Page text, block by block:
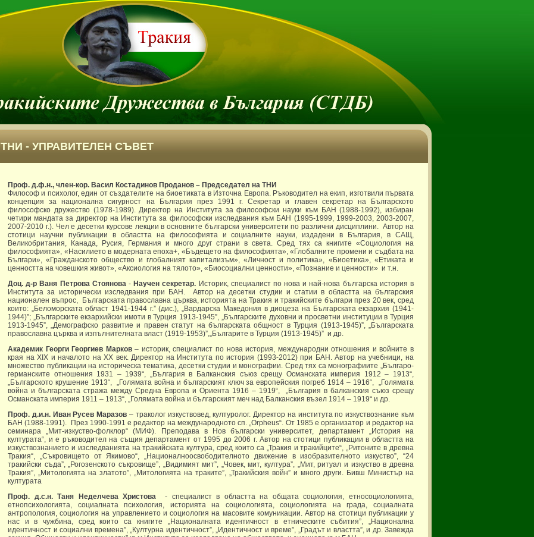
ТНИ - УПРАВИТЕЛЕН СЪВЕТ
Проф. д.ф.н., член-кор. Васил Костадинов Проданов – Председател на ТНИ
Философ и психолог, един от създателите на биоетиката в Източна Европа. Ръководител на екип, изготвили първата
концепция за национална сигурност на България през 1991 г. Секретар и главен секретар на Българското
философско дружество (1978-1989). Директор на Института за философски науки към БАН (1988-1992), избиран
четири мандата за директор на Института за философски изследвания към БАН (1995-1999, 1999-2003, 2003-2007,
2007-2010 г.). Чел е десетки курсове лекции в основните български университети по различни дисциплини. Автор на
стотици научни публикации в областта на философията и социалните науки, издадени в България, в САЩ,
Великобритания, Канада, Русия, Германия и много друг страни в света. Сред тях са книгите «Социология на
философията», «Насилието в модерната епоха+, «Бъдещето на философията», «Глобалните промени и съдбата на
Българи», «Гражданското общество и глобалният капитализъм», «Личност и политика», «Биоетика», «Етиката и
ценността на човешкия живот», «Аксиология на тялото», «Биосоциални ценности», «Познание и ценности» и т.н.
Доц. д-р Ваня Петрова Стоянова -Научен секретар. Историк, специалист по нова и най-нова българска история в
Института за исторически изследвания при БАН. Автор на десетки студии и статии в областта на българския
национален въпрос, Българската православна църква, историята на Тракия и тракийските българи през 20 век, сред
които: „Беломорската област 1941-1944 г.” (дис.), „Вардарска Македония в диоцеза на Българската екзархия (1941-
1944)”; „Българските екзархийски имоти в Турция 1913-1945”, „Българските духовни и просветни институции в Турция
1913-1945”, „Демографско развитие и правен статут на българската общност в Турция (1913-1945)”, „Българската
православна църква и изпълнителната власт (1919-1953)”,„Българите в Турция (1913-1945)” и др.
Академик Георги Георгиев Марков– историк, специалист по нова история, международни отношения и войните в
края на ХІХ и началото на ХХ век. Директор на Института по история (1993-2012) при БАН. Автор на учебници, на
множество публикации на историческа тематика, десетки студии и монографии. Сред тях са монографиите „Българо-
германските отношения 1931 – 1939“, „България в Балканския съюз срещу Османската империя 1912 – 1913“,
„Българското крушение 1913“, „Голямата война и българският ключ за европейския погреб 1914 – 1916“, „Голямата
война и българската стража между Средна Европа и Ориента 1916 – 1919“, „България в балканския съюз срещу
Османската империя 1911 – 1913“, „Голямата война и българският меч над Балканския възел 1914 – 1919“ и др.
Проф. д.и.н. Иван Русев Маразов – траколог изкуствовед, културолог. Директор на института по изкуствознание към
БАН (1988-1991). През 1990-1991 е редактор на международното сп. „Orpheus“. От 1985 е организатор и редактор на
семинара „Мит-изкуство-фолклор“ (МИФ). Преподава в Нов български университет, департамент „История на
културата“, и е ръководител на същия департамент от 1995 до 2006 г. Автор на стотици публикации в областта на
изкуствознанието и изследванията на тракийската култура, сред които са „Тракия и тракийците“, „Ритоните в древна
Тракия“, „Съкровището от Якимово“, „Националноосвободителното движение в изобразителното изкуство”, “24
тракийски съда”, „Рогозенското съкровище”, „Видимият мит”, „Човек, мит, култура”, „Мит, ритуал и изкуство в древна
Тракия”, „Митологията на златото”, „Митологията на траките”, „Тракийския войн” и много други. Бивш Министър на
културата
Проф. д.с.н. Таня Неделчева Христова- специалист в областта на общата социология, етносоциологията,
етнопсихологията, социалната психология, историята на социологията, социологията на града, социалната
антропология, социология на управлението и социология на масовите комуникации. Автор на стотици публикации у
нас и в чужбина, сред които са книгите „Националната идентичност в етническите събития”, „Национална
идентичност и социални времена”, „Културна идентичност”, „Идентичност и време”, „Градът и властта”, и др. Завежда